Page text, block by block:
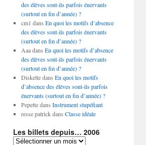
des élèves sont-ils parfois énervants
(surtout en fin d’année) ?
cm1 dans En quoi les motifs d’absence
des élèves sont-ils parfois énervants
(surtout en fin d’année) ?
Aaadans En quoi les motifs d’absence
des élèves sont-ils parfois énervants
(surtout en fin d’année) ?
Diskettedans En quoi les motifs
d’absence des élèves sont-ils parfois
énervants (surtout en fin d’année) ?
Pepettedans Instrument stupéfiant
resse patrickdans Classe idéale
Les billets depuis… 2006
Les